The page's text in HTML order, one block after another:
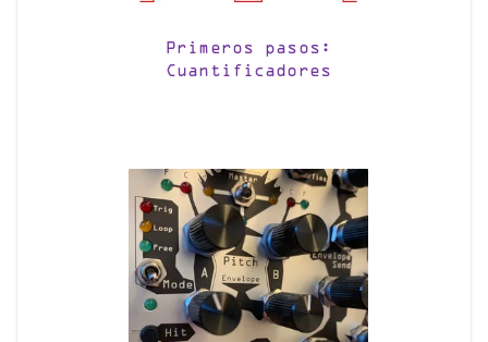
Primeros pasos:
Cuantificadores